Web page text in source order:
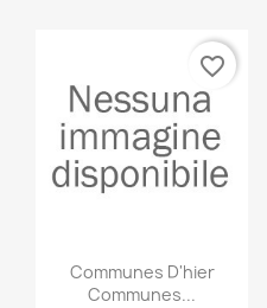
Anteprima
Communes D'hier
Communes...
favorite_border